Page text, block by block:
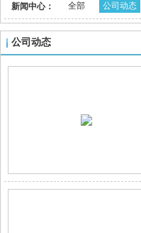
新闻中心： 全部 公司动态
公司动态